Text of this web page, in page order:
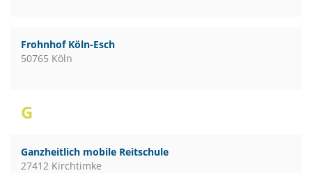
Frohnhof Köln-Esch
50765 Köln
G
Ganzheitlich mobile Reitschule
27412 Kirchtimke